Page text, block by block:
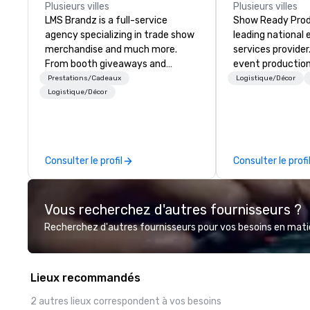
Plusieurs villes
LMS Brandz is a full-service
agency specializing in trade show
merchandise and much more.
From booth giveaways and
branded apparel to executive
gifting, displays, banners, signage,
choose from, our 20+ years of
industry experience and
commitment to exceptional
customer service set us apart. We
deliver smart, reliable solutions
experience seamless from start
WOSB.
Prestations/Cadeaux
Logistique/Décor
Consulter le profil
Plusieurs villes
Show Ready
leading national
services
event
start to finish.
Logistique/Décor
Consulter le profil
Vous recherchez d'autres fournisseurs ?
Recherchez d'autres fournisseurs pour vos besoins en
Lieux recommandés
2 autres lieux correspondent à vos besoins